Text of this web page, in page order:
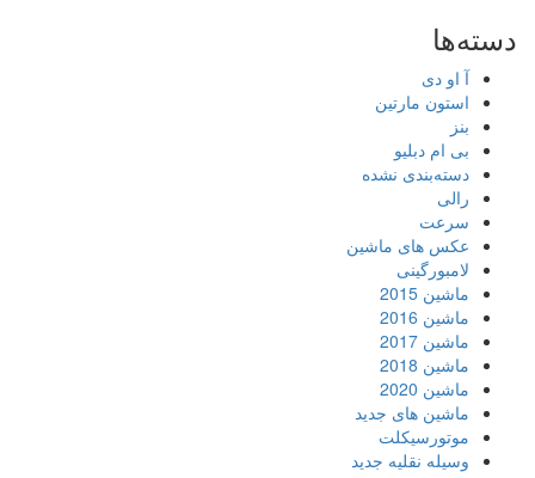
دسته‌ها
آ او دی
استون مارتین
بنز
بی ام دبلیو
دسته‌بندی نشده
رالی
سرعت
عکس های ماشین
لامبورگینی
ماشین 2015
ماشین 2016
ماشین 2017
ماشین 2018
ماشین 2020
ماشین های جدید
موتورسیکلت
وسیله نقلیه جدید